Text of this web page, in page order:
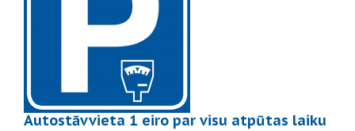
Autostāvvieta 1 eiro par visu atpūtas laiku